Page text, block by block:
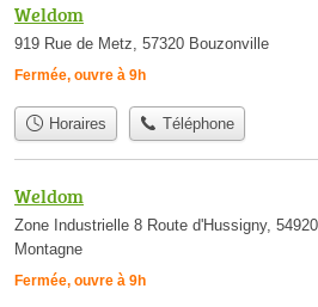
Weldom
919 Rue de Metz, 57320 Bouzonville
Fermée, ouvre à 9h
Horaires Téléphone
Weldom
Zone Industrielle 8 Route d'Hussigny,
Montagne
Fermée, ouvre à 9h